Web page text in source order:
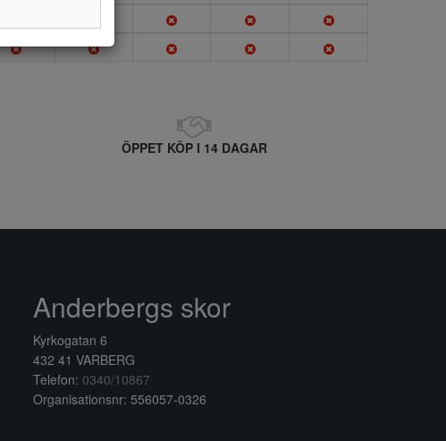
ÖPPET KÖP I 14 DAGAR
Anderbergs skor
Kyrkogatan 6
432 41 VARBERG
Telefon: 0340/10867
Organisationsnr: 556057-0326